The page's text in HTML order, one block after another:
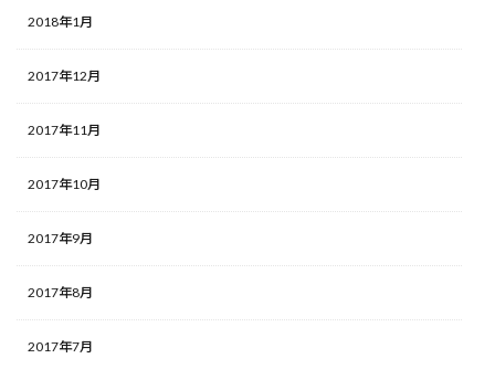
2018年1月
2017年12月
2017年11月
2017年10月
2017年9月
2017年8月
2017年7月